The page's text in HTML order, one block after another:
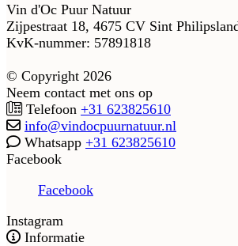
Vin d'Oc Puur Natuur
Zijpestraat 18, 4675 CV Sint
KvK-nummer: 57891818
© Copyright 2026
Neem contact met ons op
Telefoon +31 623825610
info@vindocpuurnatuur.nl
Whatsapp +31 623825610
Facebook
Facebook
Instagram
Informatie